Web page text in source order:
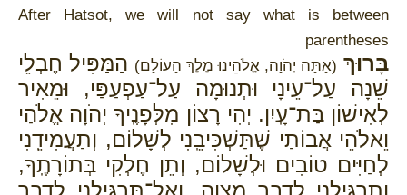
After Hatsot, we will not say what is between
parentheses
בָּרוּךְ (אַתָּה יְהֹוָה, אֱלֹהֵינוּ מֶלֶךְ הָעוֹלָם) הַמַּפִּיל חֶבְלֵי
שֵׁנָה עַל־עֵינָי וּתְנוּמָה עַל־עַפְעַפַּי, וּמֵאִיר
לְאִישׁוֹן בַּת־עָֽיִן. יְהִי רָצוֹן מִלְּפָנֶֽיךָ יְהֹוָה אֱלֹהַי
וֵאלֹהֵי אֲבוֹתַי שֶׁתַּשְׁכִּיבֵֽנִי לְשָׁלוֹם, וְתַעֲמִידֵֽנִי
לְחַיִּים טוֹבִים וּלְשָׁלוֹם, וְתֵן חֶלְקִי בְּתוֹרָתֶֽךָ,
וְתַרְגִּילֵֽנִי לִדְבַר מִצְוָה, וְאַל־תַּרְגִּילֵֽנִי לִדְבַר